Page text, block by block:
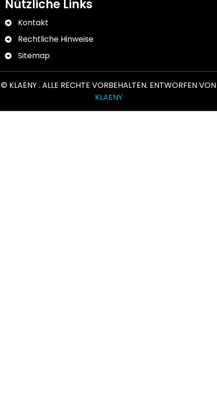
Nützliche Links
Kontakt
Rechtliche Hinweise
Sitemap
© KLAENY . ALLE RECHTE VORBEHALTEN. ENTWORFEN VON
KLAENY